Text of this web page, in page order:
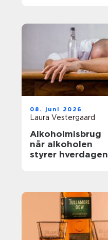
08. juni 2026
Laura Vestergaard
Alkoholmisbrug
når alkoholen
styrer hverdagen